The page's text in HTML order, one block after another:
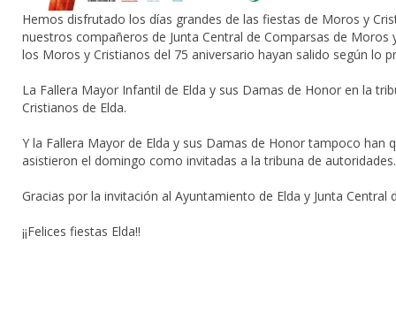
Hemos disfrutado los días grandes de las fiestas de Moros y
nuestros compañeros de Junta Central de Comparsas de
los Moros y Cristianos del 75 aniversario hayan salido según lo
La Fallera Mayor Infantil de Elda y sus Damas de Honor en la
Cristianos de Elda.
Y la Fallera Mayor de Elda y sus Damas de Honor tampoco
asistieron el domingo como invitadas a la tribuna de autoridades.
Gracias por la invitación al Ayuntamiento de Elda y Junta
¡¡Felices fiestas Elda!!